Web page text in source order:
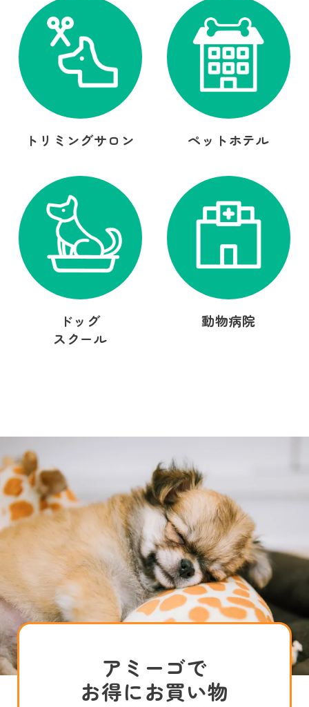
トリミングサロン ペットホテル
ドッグ
スクール
動物病院
アミーゴで
お得にお買い物